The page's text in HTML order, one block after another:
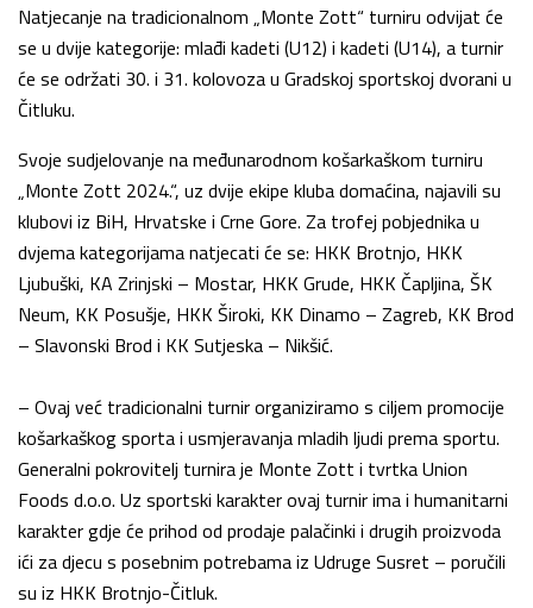
Natjecanje na tradicionalnom „Monte Zott“ turniru odvijat će
se u dvije kategorije: mlađi kadeti (U12) i kadeti (U14), a turnir
će se održati 30. i 31. kolovoza u Gradskoj sportskoj dvorani u
Čitluku.
Svoje sudjelovanje na međunarodnom košarkaškom turniru
„Monte Zott 2024.“, uz dvije ekipe kluba domaćina, najavili su
klubovi iz BiH, Hrvatske i Crne Gore. Za trofej pobjednika u
dvjema kategorijama natjecati će se: HKK Brotnjo, HKK
Ljubuški, KA Zrinjski – Mostar, HKK Grude, HKK Čapljina, ŠK
Neum, KK Posušje, HKK Široki, KK Dinamo – Zagreb, KK Brod
– Slavonski Brod i KK Sutjeska – Nikšić.
– Ovaj već tradicionalni turnir organiziramo s ciljem promocije
košarkaškog sporta i usmjeravanja mladih ljudi prema sportu.
Generalni pokrovitelj turnira je Monte Zott i tvrtka Union
Foods d.o.o. Uz sportski karakter ovaj turnir ima i humanitarni
karakter gdje će prihod od prodaje palačinki i drugih proizvoda
ići za djecu s posebnim potrebama iz Udruge Susret – poručili
su iz HKK Brotnjo-Čitluk.